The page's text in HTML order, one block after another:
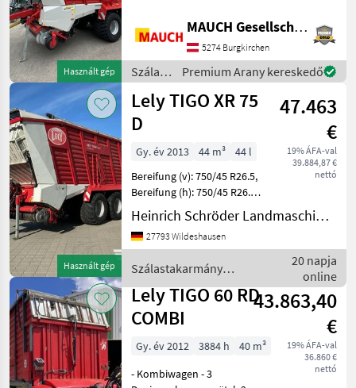
Pöttinger
Krone
Mengele
Strautmann
Claas
Mind a 36
megjelenítése
MARKETPLACE
Marketplace
Kereskedői
ajánlatok
Apróhirdetések
Használt gép
rakodó - Hajtótengely -
Mechanikus támasztóláb -
K80 - Világítás -
Típusbizonyítvány
MAUCH Gesellschaft m.b.H. & Co.KG
5274 Burgkirchen
Szálastakarmány
betakarítók
/ Lely
Premium Arany kereskedő
Használt gép
Lely TIGO XR 75
D
47.463
€
19% ÁFA-val
39.884,87 €
nettó
Gy. év 2013 44 m³
44 l
Bereifung (v): 750/45 R26.5,
Bereifung (h): 750/45 R26.5,
Erstzulassung: 28.04.14
________ ca. 4.500 Fuhren,
Bedienterminal,
Heinrich Schröder Landmaschinen KG Wildeshausen
27793 Wildeshausen
Szálastakarmány
betakarítók / Lely
20 napja
online
Lely TIGO 60 RD
COMBI
43.863,40
€
19% ÁFA-val
36.860 €
nettó
Gy. év 2012 3884 h
40 m³
- Kombiwagen - 3